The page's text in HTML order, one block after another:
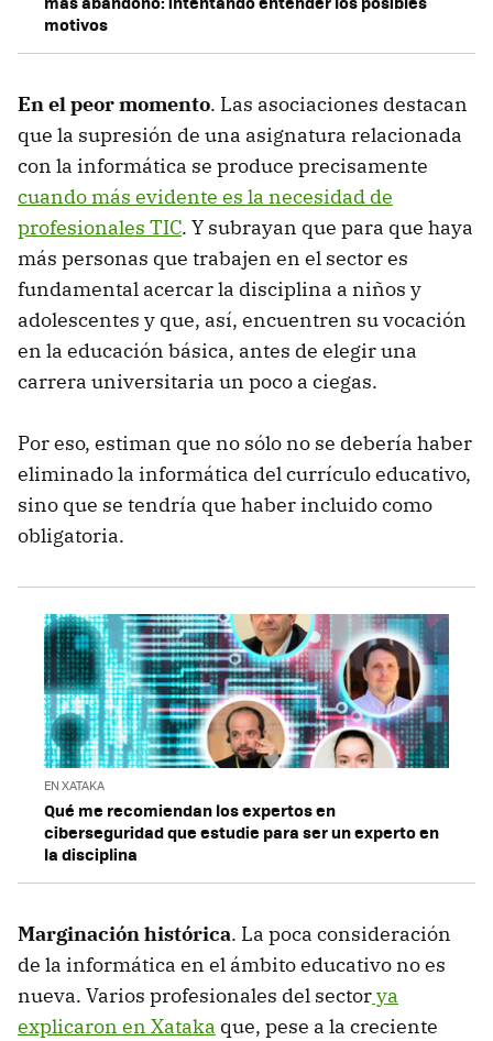
motivos
En el peor momento. Las asociaciones destacan
que la supresión de una asignatura relacionada
con la informática se produce precisamente
cuando más evidente es la necesidad de
profesionales TIC. Y subrayan que para que haya
más personas que trabajen en el sector es
fundamental acercar la disciplina a niños y
adolescentes y que, así, encuentren su vocación
en la educación básica, antes de elegir una
carrera universitaria un poco a ciegas.
Por eso, estiman que no sólo no se debería haber
eliminado la informática del currículo educativo,
sino que se tendría que haber incluido como
obligatoria.
EN XATAKA
Qué me recomiendan los expertos en
ciberseguridad que estudie para ser un experto en
la disciplina
Marginación histórica. La poca consideración
de la informática en el ámbito educativo no es
nueva. Varios profesionales del sectorya
explicaron en Xataka que, pese a la creciente